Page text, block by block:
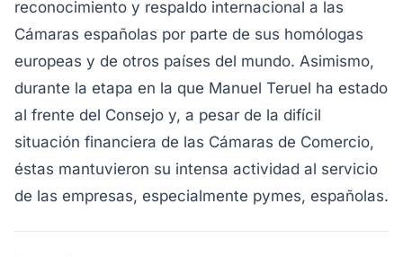
reconocimiento y respaldo internacional a las
Cámaras españolas por parte de sus homólogas
europeas y de otros países del mundo. Asimismo,
durante la etapa en la que Manuel Teruel ha estado
al frente del Consejo y, a pesar de la difícil
situación financiera de las Cámaras de Comercio,
éstas mantuvieron su intensa actividad al servicio
de las empresas, especialmente pymes, españolas.